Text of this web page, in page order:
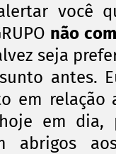
você
não
seja
antes.
em relação
em dia,
abrigos